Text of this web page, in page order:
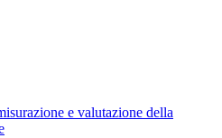
e valutazione della